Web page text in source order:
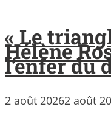
« Le
Hélène
l’enfer du
2 août 20262 août